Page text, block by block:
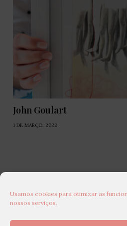
Usamos cookies para otimizar as
nossos serviços.
John Goulart
1 DE MARÇO, 2022